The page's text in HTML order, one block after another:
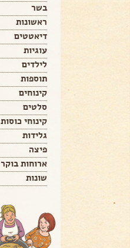
בשר
ראשונות
דיאטטים
עוגיות
לילדים
תוספות
קינוחים
סלטים
קינוחי כוסות
גלידות
פיצה
ארוחות בוקר
שונות